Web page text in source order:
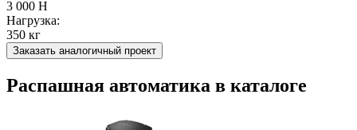
3 000 Н
Нагрузка:
350 кг
Заказать аналогичный проект
Распашная автоматика в каталоге